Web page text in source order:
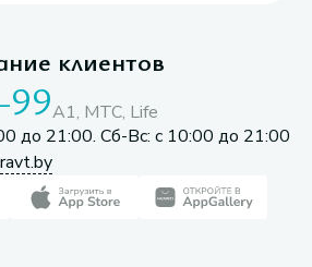
клиентов
A1, МТС, Life
до 21:00. Сб-Вс: с 10:00 до 21:00